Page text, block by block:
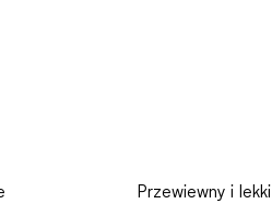
Przewiewny i lekki